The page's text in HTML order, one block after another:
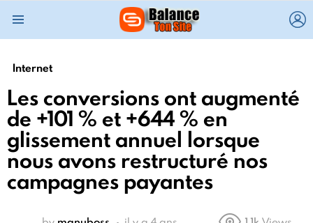
Internet
Les conversions ont augmenté
de +101 % et +644 % en
glissement annuel lorsque
nous avons restructuré nos
campagnes payantes